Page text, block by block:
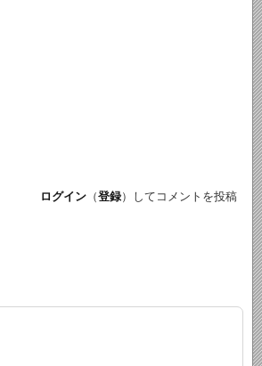
ログイン （登録）してコメントを投稿